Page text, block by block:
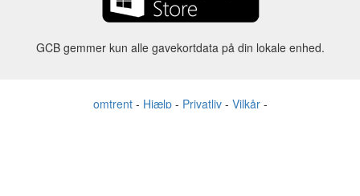
GCB gemmer kun alle gavekortdata på din lokale enhed.
omtrent- Hjælp- Privatliv- Vilkår-